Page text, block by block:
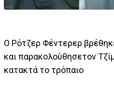
Ο Ρότζερ Φέντερερ
και παρακολούθησετον
κατακτά το τρόπαιο